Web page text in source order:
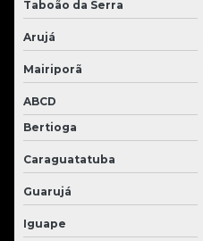
Taboão da Serra
Arujá
Mairiporã
ABCD
Bertioga
Caraguatatuba
Guarujá
Iguape